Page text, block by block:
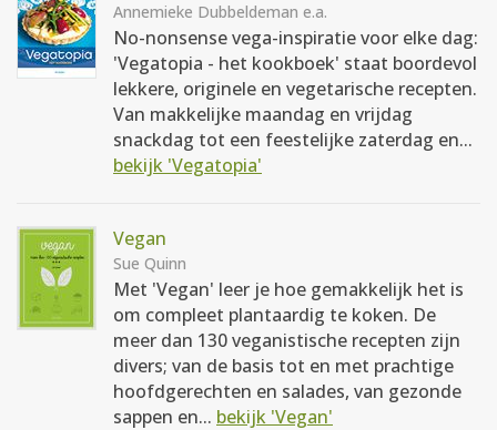
Annemieke Dubbeldeman e.a.
No-nonsense vega-inspiratie voor elke dag:
'Vegatopia - het kookboek' staat boordevol
lekkere, originele en vegetarische recepten.
Van makkelijke maandag en vrijdag
snackdag tot een feestelijke zaterdag en...
bekijk 'Vegatopia'
Vegan
Sue Quinn
Met 'Vegan' leer je hoe gemakkelijk het is
om compleet plantaardig te koken. De
meer dan 130 veganistische recepten zijn
divers; van de basis tot en met prachtige
hoofdgerechten en salades, van gezonde
sappen en... bekijk 'Vegan'